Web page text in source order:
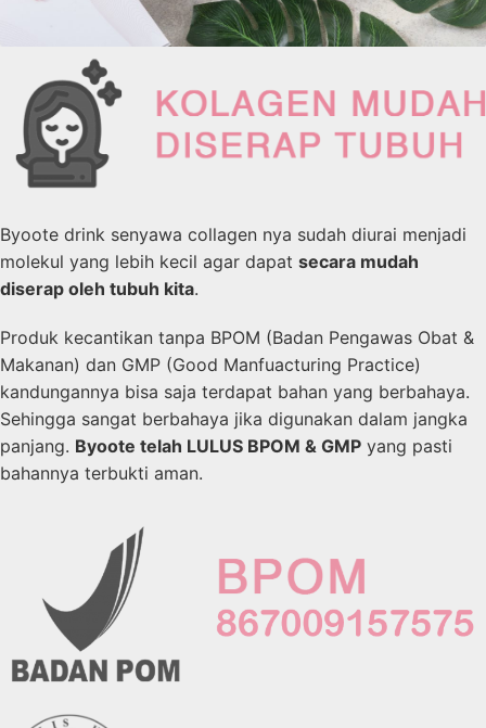
Byoote drink senyawa collagen nya sudah diurai menjadi
molekul yang lebih kecil agar dapat secara mudah
diserap oleh tubuh kita.
Produk kecantikan tanpa BPOM (Badan Pengawas Obat &
Makanan) dan GMP (Good Manfuacturing Practice)
kandungannya bisa saja terdapat bahan yang berbahaya.
Sehingga sangat berbahaya jika digunakan dalam jangka
panjang. Byoote telah LULUS BPOM & GMP yang pasti
bahannya terbukti aman.